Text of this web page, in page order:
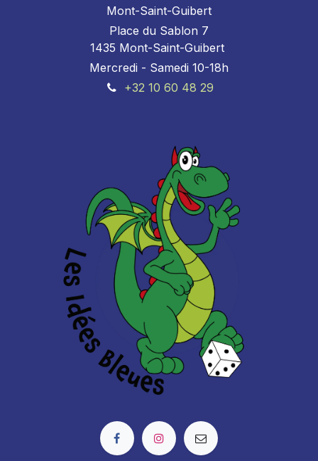
Mont-Saint-Guibert
Place du Sablon 7
1435 Mont-Saint-Guibert
Mercredi - Samedi 10-18h
+32 10 60 48 29